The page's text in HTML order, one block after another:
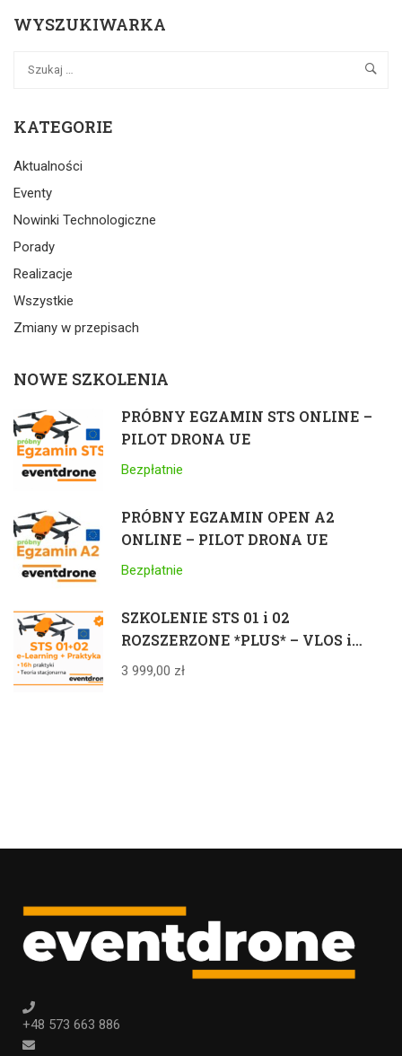
WYSZUKIWARKA
KATEGORIE
Aktualności
Eventy
Nowinki Technologiczne
Porady
Realizacje
Wszystkie
Zmiany w przepisach
NOWE SZKOLENIA
PRÓBNY EGZAMIN STS ONLINE –
PILOT DRONA UE
Bezpłatnie
PRÓBNY EGZAMIN OPEN A2
ONLINE – PILOT DRONA UE
Bezpłatnie
SZKOLENIE STS 01 i 02
ROZSZERZONE *PLUS* – VLOS i
BVLOS 25kg – ELEARNING +
3 999,00 zł
+48 573 663 886